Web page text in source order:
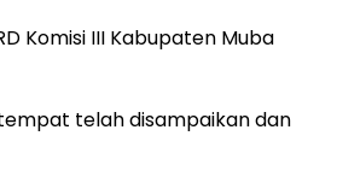
Komisi III Kabupaten Muba
telah disampaikan dan